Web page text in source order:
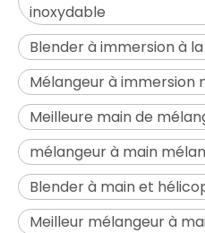
inoxydable
Blender à immersion à
Mélangeur à immersion
Meilleure main de
mélangeur à main
Blender à main et
Meilleur mélangeur à